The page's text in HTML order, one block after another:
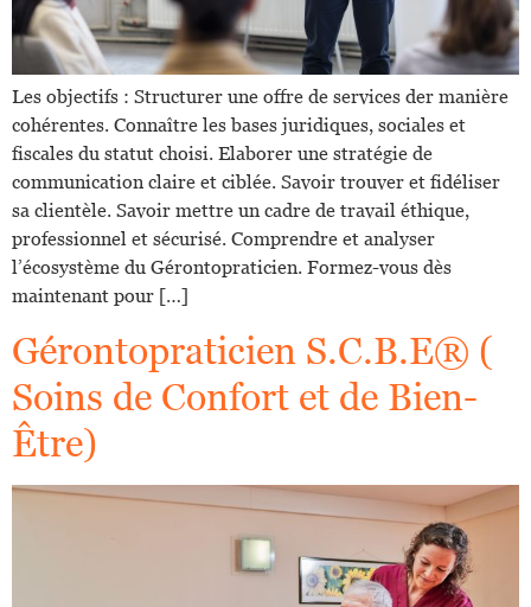
Les objectifs : Structurer une offre de services der manière
cohérentes. Connaître les bases juridiques, sociales et
fiscales du statut choisi. Elaborer une stratégie de
communication claire et ciblée. Savoir trouver et fidéliser
sa clientèle. Savoir mettre un cadre de travail éthique,
professionnel et sécurisé. Comprendre et analyser
l’écosystème du Gérontopraticien. Formez-vous dès
maintenant pour […]
Gérontopraticien S.C.B.E® (
Soins de Confort et de Bien-
Être)